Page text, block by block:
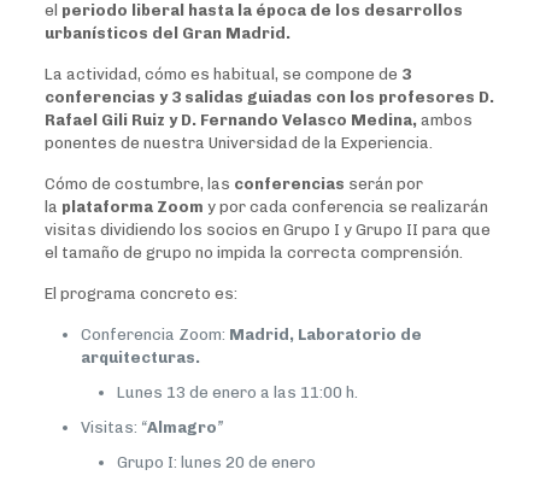
el periodo liberal hasta la época de los desarrollos
urbanísticos del Gran Madrid.
La actividad, cómo es habitual, se compone de 3
conferencias y 3 salidas guiadas con los profesores D.
Rafael Gili Ruiz y D. Fernando Velasco Medina,ambos
ponentes de nuestra Universidad de la Experiencia.
Cómo de costumbre, las conferencias serán por
la plataforma Zoom y por cada conferencia se realizarán
visitas dividiendo los socios en Grupo I y Grupo II para que
el tamaño de grupo no impida la correcta comprensión.
El programa concreto es:
Conferencia Zoom: Madrid, Laboratorio de
arquitecturas.
Lunes 13 de enero a las 11:00 h.
Visitas: “Almagro”
Grupo I: lunes 20 de enero